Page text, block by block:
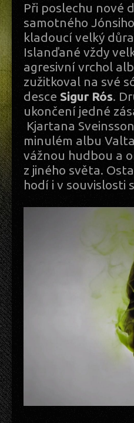
Při poslechu nové
samotného
kladoucí velký
Islanďané vždy
agresivní vrchol
zužitkoval na své
desce Sigur Rós.
ukončení jedné
Kjartana
minulém albu
vážnou hudbou a
z jiného světa.
hodí i v souvislosti